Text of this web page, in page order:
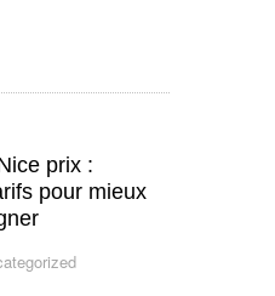
prix :
pour mieux